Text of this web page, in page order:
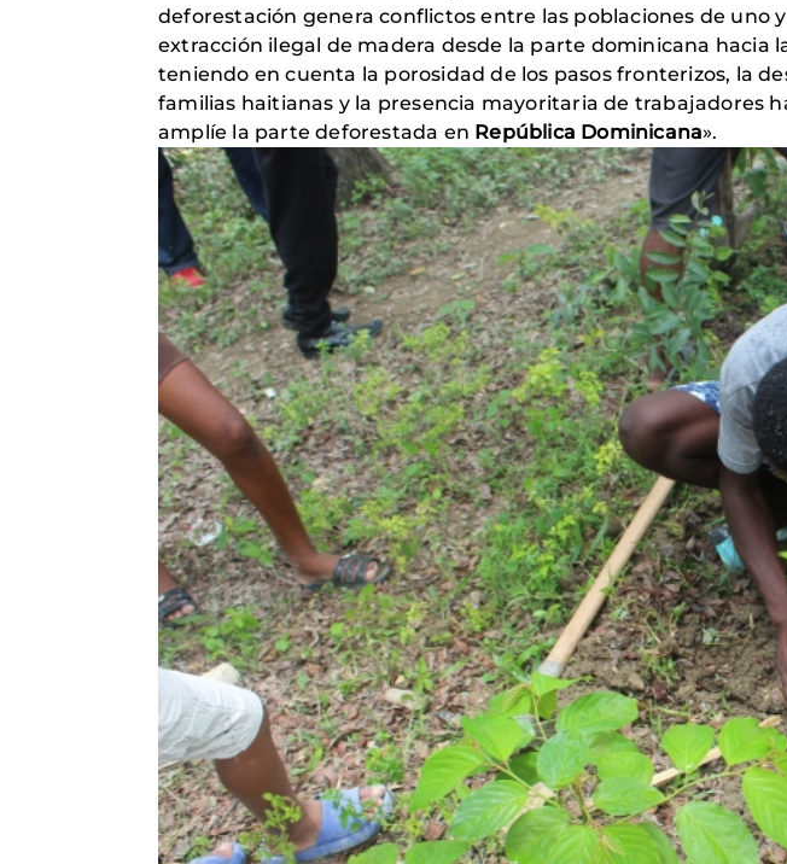
deforestación genera conflictos entre las poblaciones de uno
extracción ilegal de madera desde la parte dominicana hacia
teniendo en cuenta la porosidad de los pasos fronterizos, la
familias haitianas y la presencia mayoritaria de trabajadores
amplíe la parte deforestada en República Dominicana».